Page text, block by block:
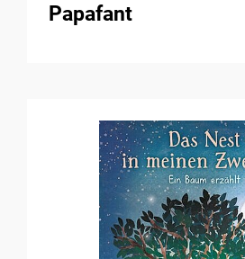
Papafant